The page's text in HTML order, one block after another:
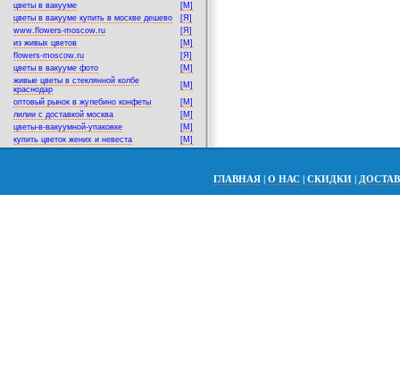
цветы в вакууме
[M]
цветы в вакууме купить в москве дешево
[Я]
www.flowers-moscow.ru
[Я]
из живых цветов
[M]
flowers-moscow.ru
[Я]
цветы в вакууме фото
[M]
живые цветы в стеклянной колбе
краснодар
[M]
оптовый рынок в жулебино конфеты
[M]
лилии с доставкой москва
[M]
цветы-в-вакуумной-упаковке
[M]
купить цветок жених и невеста
[M]
ГЛАВНАЯ | О НАС | СКИДКИ |